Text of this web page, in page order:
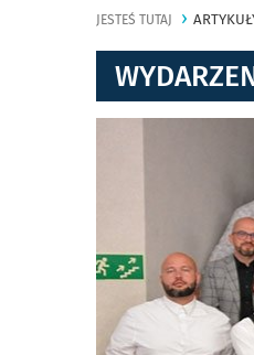
JESTEŚ TUTAJ